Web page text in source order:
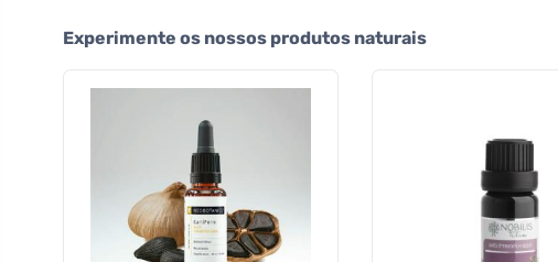
Experimente os nossos produtos naturais